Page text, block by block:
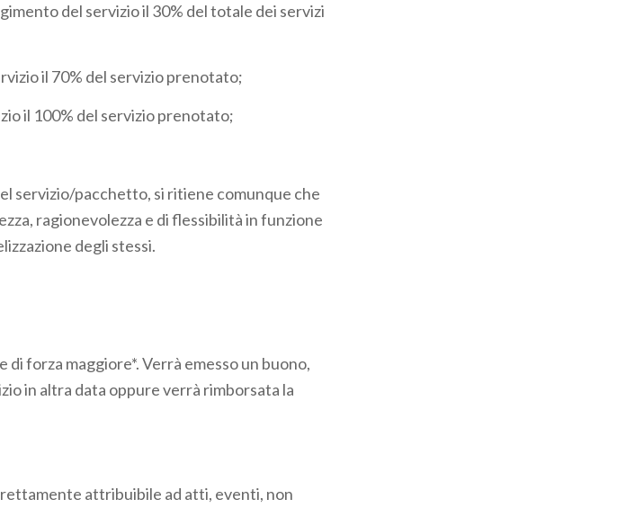
del servizio il 30% del totale dei servizi
il 70% del servizio prenotato;
il 100% del servizio prenotato;
servizio/pacchetto, si ritiene comunque che
ragionevolezza e di flessibilità in funzione
degli stessi.
forza maggiore*. Verrà emesso un buono,
in altra data oppure verrà rimborsata la
attribuibile ad atti, eventi, non